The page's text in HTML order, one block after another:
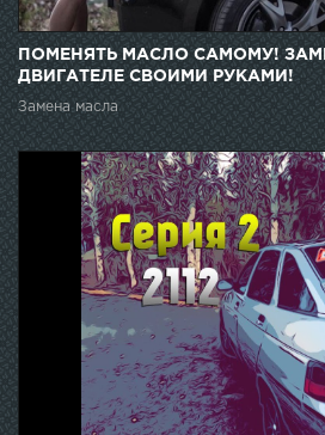
ПОМЕНЯТЬ МАСЛО САМОМУ!
ДВИГАТЕЛЕ СВОИМИ РУКАМИ!
Замена масла